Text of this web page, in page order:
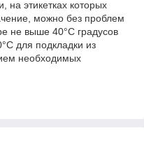
на этикетках которых
можно без проблем
не выше 40°C градусов
для подкладки из
необходимых